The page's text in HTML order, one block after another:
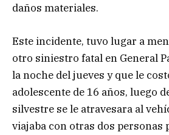
daños materiales.
Este incidente, tuvo lugar a
otro siniestro fatal en General
la noche del jueves y que le
adolescente de 16 años, luego
silvestre se le atravesara al
viajaba con otras dos personas